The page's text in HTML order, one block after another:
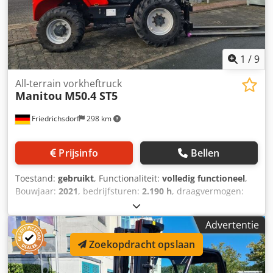
100% Sideshift, 3e ventiel, werklamp achter, werklamp
voor, verwarming, volledig gesloten cabine, zwaailicht,
1 /9
Friedrichsdorf 298 km
All-terrain vorkheftruck
Manitou M50.4 ST5
Prijsinfo Bellen
Toestand: gebruikt, Functionaliteit: volledig functioneel,
Bouwjaar: 2021, bedrijfsturen: 2.190 h, draagvermogen:
5.500 mm
brandstoftype:diesel, masttype:triplex, bouwhoogte:
2.910 mm, vermogen: 55 kW (74,78 pk)
vorkenbordbreedte:1.670 mm, vorklengte:1.200 mm
leeggewicht:7.760 kg, totale lengte:3.748 mm,
aandrijftype:
Diesel, bouwbreedte:2.080 mm, Vorkheftruck
Advertentie
Zoekopdracht opslaan